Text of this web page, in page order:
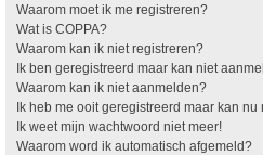
Waarom moet ik me registreren?
Wat is COPPA?
Waarom kan ik niet registreren?
Ik ben geregistreerd maar kan niet
Waarom kan ik niet aanmelden?
Ik heb me ooit geregistreerd maar kan
Ik weet mijn wachtwoord niet meer!
Waarom word ik automatisch afgemeld?